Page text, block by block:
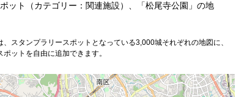
ット（カテゴリー：関連施設）、「松尾寺公園」の地
、スタンプラリースポットとなっている3,000城それぞれの地図に、
ットを自由に追加できます。